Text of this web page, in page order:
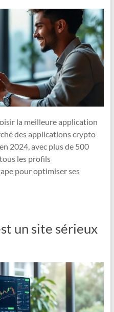
la meilleure application
des applications crypto
2024, avec plus de 500
les profils
pour optimiser ses
un site sérieux